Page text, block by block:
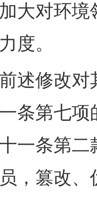
大对环
度。
修改对
条第七
一条第二
，篡改